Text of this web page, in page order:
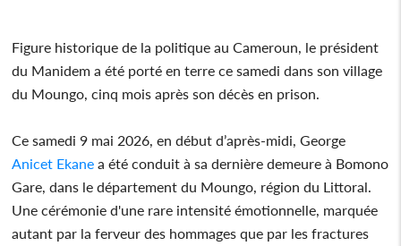
Figure historique de la politique au Cameroun, le président
du Manidem a été porté en terre ce samedi dans son village
du Moungo, cinq mois après son décès en prison.
Ce samedi 9 mai 2026, en début d’après-midi, George
Anicet Ekane a été conduit à sa dernière demeure à Bomono
Gare, dans le département du Moungo, région du Littoral.
Une cérémonie d'une rare intensité émotionnelle, marquée
autant par la ferveur des hommages que par les fractures